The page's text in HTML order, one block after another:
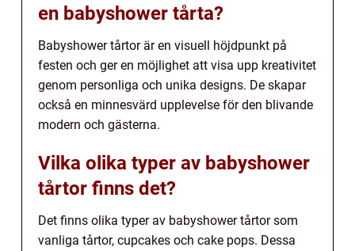
en babyshower tårta?
Babyshower tårtor är en visuell höjdpunkt på
festen och ger en möjlighet att visa upp kreativitet
genom personliga och unika designs. De skapar
också en minnesvärd upplevelse för den blivande
modern och gästerna.
Vilka olika typer av babyshower
tårtor finns det?
Det finns olika typer av babyshower tårtor som
vanliga tårtor, cupcakes och cake pops. Dessa